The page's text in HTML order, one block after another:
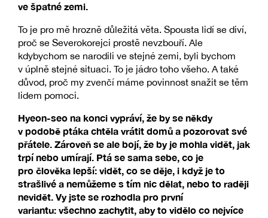
ve špatné zemi.
To je pro mě hrozně důležitá věta. Spousta lidí se diví,
proč se Severokorejci prostě nevzbouří. Ale
kdybychom se narodili ve stejné zemi, byli bychom
v úplně stejné situaci. To je jádro toho všeho. A také
důvod, proč my zvenčí máme povinnost snažit se těm
lidem pomoci.
Hyeon-seo na konci vypráví, že by se někdy
v podobě ptáka chtěla vrátit domů a pozorovat své
přátele. Zároveň se ale bojí, že by je mohla vidět, jak
trpí nebo umírají. Ptá se sama sebe, co je
pro člověka lepší: vidět, co se děje, i když je to
strašlivé a nemůžeme s tím nic dělat, nebo to raději
nevidět. Vy jste se rozhodla pro první
variantu: všechno zachytit, aby to vidělo co nejvíce